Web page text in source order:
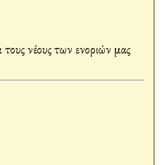
νέους των ενοριών μας